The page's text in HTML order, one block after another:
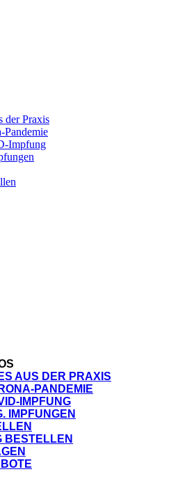
der Praxis
Pandemie
Impfung
AUS DER PRAXIS
PANDEMIE
IMPFUNG
IMPFUNGEN
BESTELLEN